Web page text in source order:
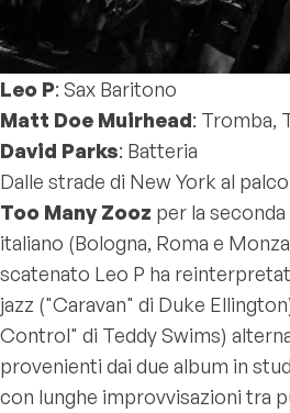
Leo P: Sax Baritono
Matt Doe Muirhead: Tromba,
David Parks: Batteria
Dalle strade di New York al
Too Many Zooz per la
italiano (Bologna, Roma e
scatenato Leo P ha
jazz ("Caravan" di Duke
Control" di Teddy Swims)
provenienti dai due album in
con lunghe improvvisazioni tra